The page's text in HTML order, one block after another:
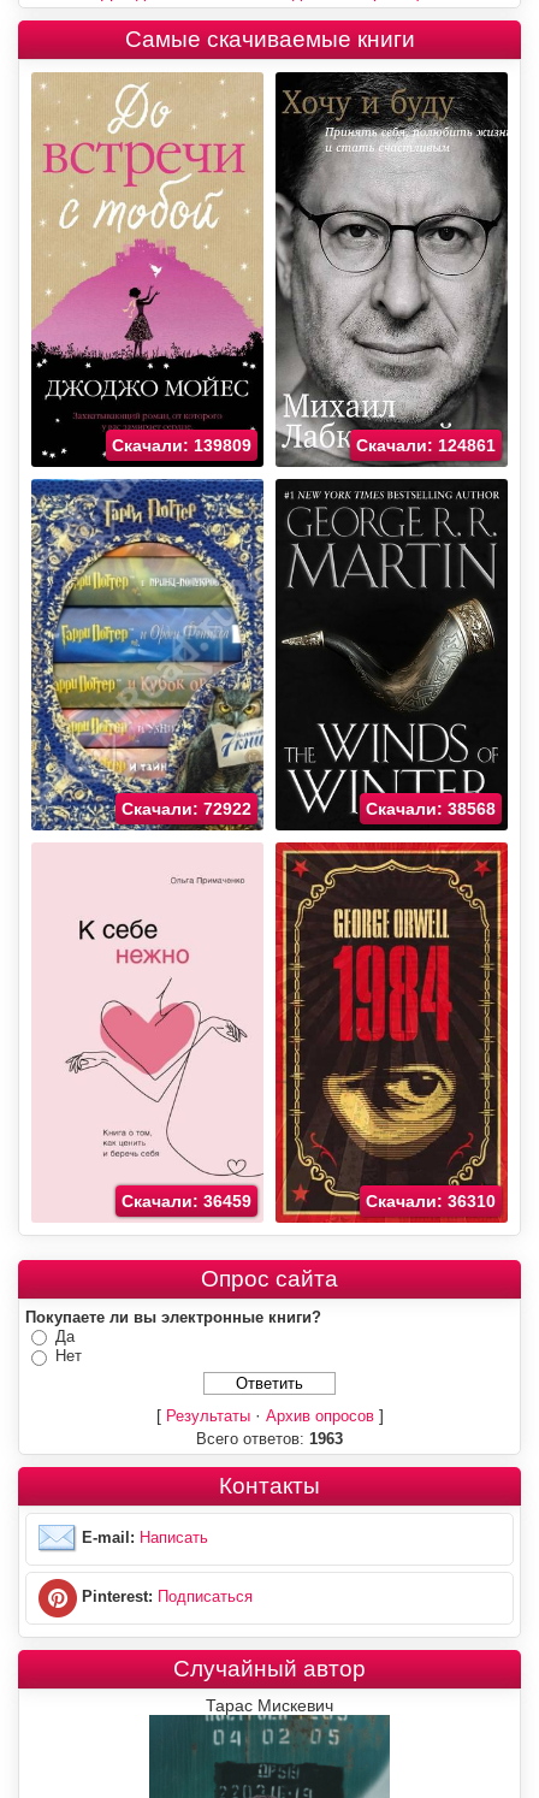
Самые скачиваемые книги
Скачали: 139809 Скачали: 124861
Скачали: 72922 Скачали: 38568
Скачали: 36459 Скачали: 36310
Опрос сайта
Покупаете ли вы электронные книги?
Да
Нет
[ Результаты· Архив опросов]
Всего ответов: 1963
Контакты
E-mail: Написать
Pinterest: Подписаться
Случайный автор
Тарас Мискевич